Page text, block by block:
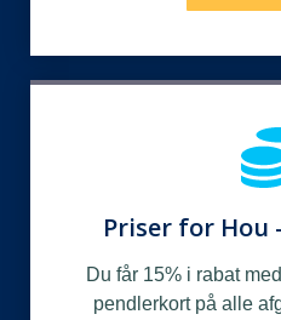
Priser for
Du får 15% i rabat
pendlerkort på alle